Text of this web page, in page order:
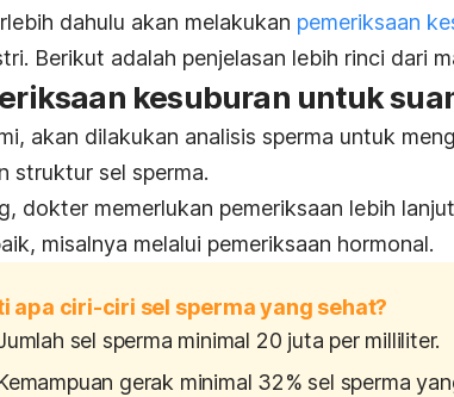
dahulu akan melakukan pemeriksaan
Berikut adalah penjelasan lebih rinci dari
kesuburan untuk
akan dilakukan analisis sperma untuk
struktur sel sperma.
dokter memerlukan pemeriksaan lebih
misalnya melalui pemeriksaan hormonal.
apa ciri-ciri sel sperma yang sehat?
sel sperma minimal 20 juta per milliliter.
gerak minimal 32% sel sperma